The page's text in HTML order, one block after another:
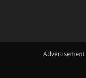
Advertisement